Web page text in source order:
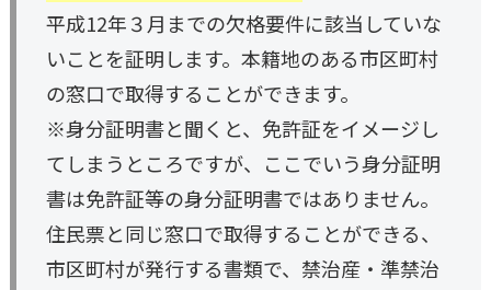
平成12年３月までの欠格要件に該当していな
いことを証明します。本籍地のある市区町村
の窓口で取得することができます。
※身分証明書と聞くと、免許証をイメージし
てしまうところですが、ここでいう身分証明
書は免許証等の身分証明書ではありません。
住民票と同じ窓口で取得することができる、
市区町村が発行する書類で、禁治産・準禁治